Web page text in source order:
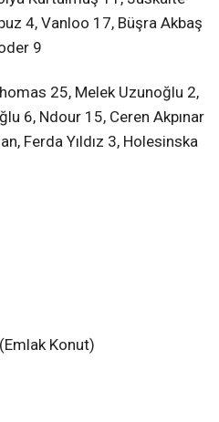
4, Vanloo 17, Büşra Akbaş
9
25, Melek Uzunoğlu 2,
6, Ndour 15, Ceren Akpınar
Ferda Yıldız 3, Holesinska
Konut)